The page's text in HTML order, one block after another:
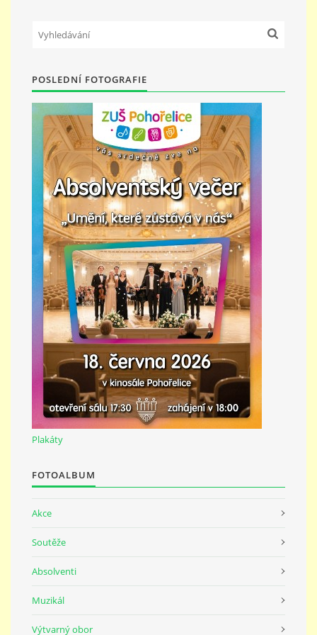
ZAMĚSTNÁNÍ
DOTACE
GDPR
ZUŠ Pohořelice
Školní 462
Pohořelice
691 23
© 2026 eStránky.cz |Tisk|Nahoru ↑
POSLEDNÍ FOTOGRAFIE
Plakáty
FOTOALBUM
Akce
Soutěže
Absolventi
Muzikál
Výtvarný obor